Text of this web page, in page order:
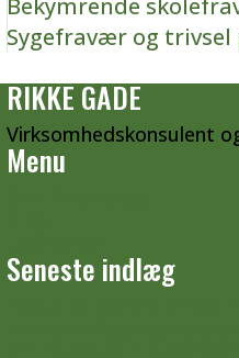
Bekymrende
Sygefravær og trivsel
RIKKE GADE
Virksomhedskonsulent
Menu
Seneste indlæg